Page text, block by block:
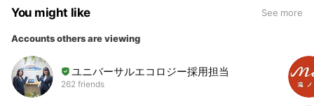
You might like See more
Accounts others are viewing
ユニバーサルエコロジー採用担当
262 friends